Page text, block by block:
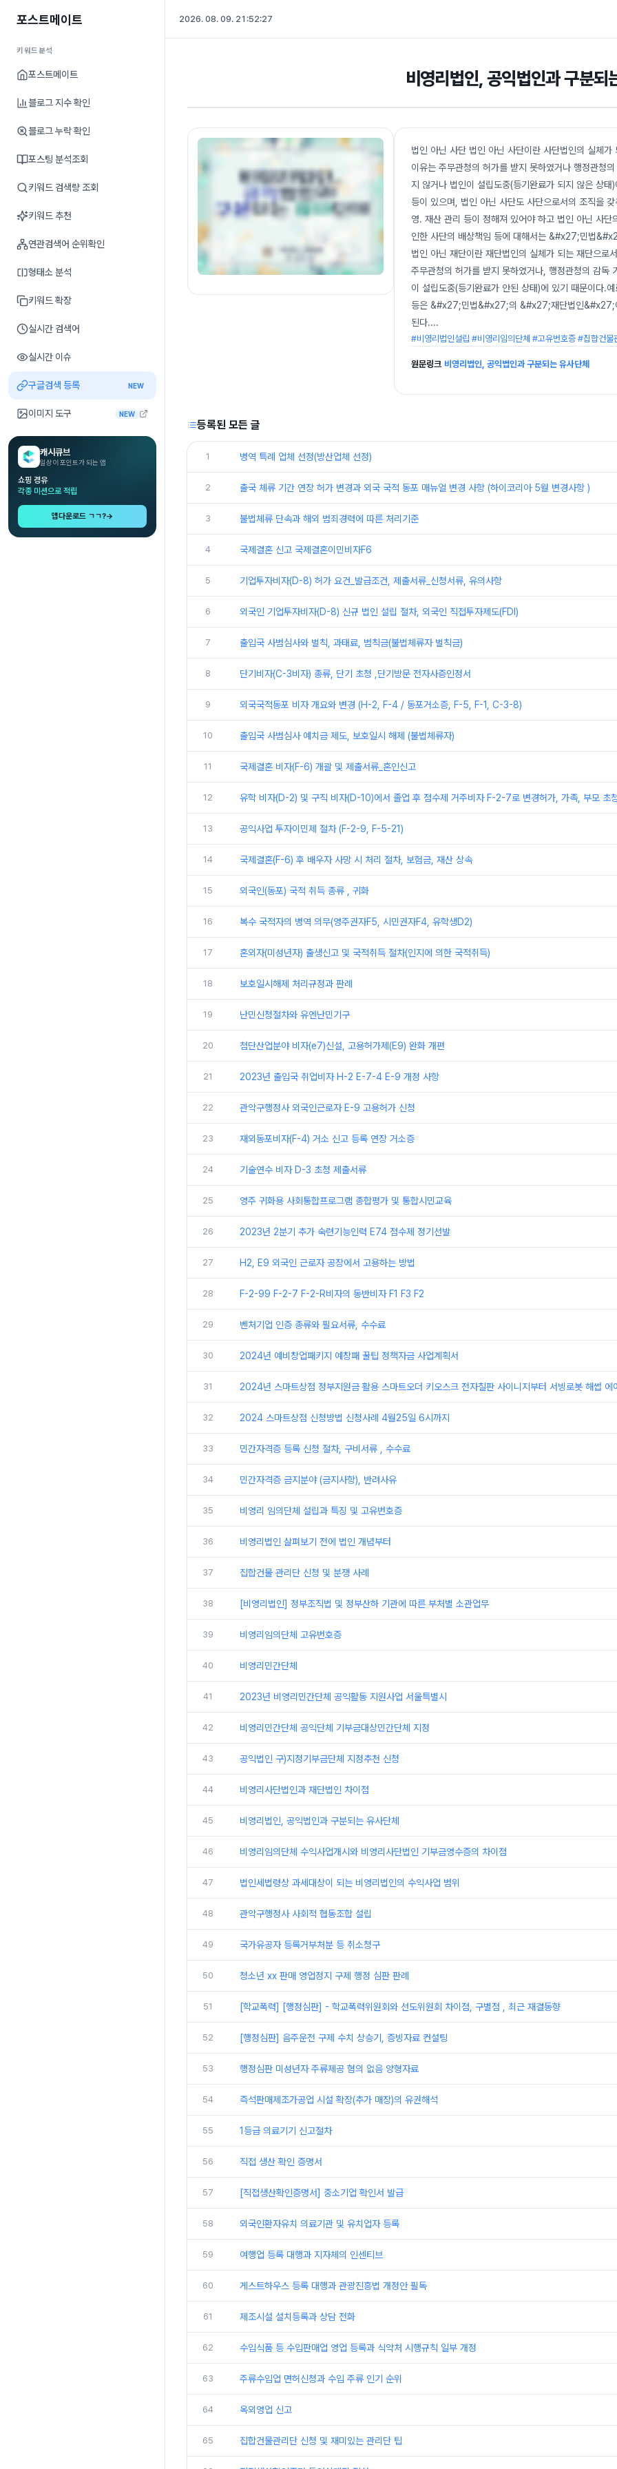
포스트메이트
키워드분석
포스트메이트
블로그 지수 확인
블로그 누락 확인
포스팅 분석조회
키워드 검색량 조회
키워드 추천
연관검색어 순위확인
형태소 분석
키워드 확장
실시간 검색어
실시간 이슈
구글검색 등록 NEW
이미지 도구 NEW
캐시큐브
일상이 포인트가 되는 앱
쇼핑 경유
각종 미션으로 적립
앱다운로드 ㄱㄱ?→
2026. 08. 09. 21:52:28
비영리법인, 공익법인과 구분되
법인 아닌 사단 법인 아닌 사단이란 사단법인의 실체
이유는 주무관청의 허가를 받지 못하였거나 행정관청
지 않거나 법인이 설립도중(등기완료가 되지 않은 상
등이 있으며, 법인 아닌 사단도 사단으로서의 조직을
영. 재산 관리 등이 정해져 있어야 하고 법인 아닌 사
인한 사단의 배상책임 등에 대해서는 &#x27;민법
법인 아닌 재단이란 재단법인의 실체가 되는 재단으로
주무관청의 허가를 받지 못하였거나, 행정관청의 감독
이 설립도중(등기완료가 안된 상태)에 있기 때문이다.
등은 &#x27;민법&#x27;의 &#x27;재단법인&#x27;
된다....
#비영리법인설립 #비영리임의단체 #고유번호증 #집합건물
원문링크 비영리법인, 공익법인과 구분되는 유사단체
등록된 모든 글
1 병역 특례 업체 선정(방산업체 선정)
2 출국 체류 기간 연장 허가 변경과 외국 국적 동포 매뉴얼 변경 사항 (하이코리아 5월 변경사항 )
3 불법체류 단속과 해외 범죄경력에 따른 처리기준
4 국제결혼 신고 국제결혼이민비자F6
5 기업투자비자(D-8) 허가 요건_발급조건, 제출서류_신청서류, 유의사항
6 외국인 기업투자비자(D-8) 신규 법인 설립 절차, 외국인 직접투자제도(FDI)
7 출입국 사범심사와 벌칙, 과태료, 범칙금(불법체류자 벌칙금)
8 단기비자(C-3비자) 종류, 단기 초청 ,단기방문 전자사증인정서
9 외국국적동포 비자 개요와 변경 (H-2, F-4 / 동포거소증, F-5, F-1, C-3-8)
10 출입국 사범심사 예치금 제도, 보호일시 해제 (불법체류자)
11 국제결혼 비자(F-6) 개괄 및 제출서류_혼인신고
12 유학 비자(D-2) 및 구직 비자(D-10)에서 졸업 후 점수제 거주비자 F-2-7로 변경허가, 가족, 부모 초
13 공익사업 투자이민제 절차 (F-2-9, F-5-21)
14 국제결혼(F-6) 후 배우자 사망 시 처리 절차, 보험금, 재산 상속
15 외국인(동포) 국적 취득 종류 , 귀화
16 복수 국적자의 병역 의무(영주권자F5, 시민권자F4, 유학생D2)
17 혼외자(미성년자) 출생신고 및 국적취득 절차(인지에 의한 국적취득)
18 보호일시해제 처리규정과 판례
19 난민신청절차와 유엔난민기구
20 첨단산업분야 비자(e7)신설, 고용허가제(E9) 완화 개편
21 2023년 출입국 취업비자 H-2 E-7-4 E-9 개정 사항
22 관악구행정사 외국인근로자 E-9 고용허가 신청
23 재외동포비자(F-4) 거소 신고 등록 연장 거소증
24 기술연수 비자 D-3 초청 제출서류
25 영주 귀화용 사회통합프로그램 종합평가 및 통합시민교육
26 2023년 2분기 추가 숙련기능인력 E74 점수제 정기선발
27 H2, E9 외국인 근로자 공장에서 고용하는 방법
28 F-2-99 F-2-7 F-2-R비자의 동반비자 F1 F3 F2
29 벤처기업 인증 종류와 필요서류, 수수료
30 2024년 예비창업패키지 예창패 꿀팁 정책자금 사업계획서
31 2024년 스마트상점 정부지원금 활용 스마트오더 키오스크 전자칠판 사이니지부터 서빙로봇 해썹
32 2024 스마트상점 신청방법 신청사례 4월25일 6시까지
33 민간자격증 등록 신청 절차, 구비서류 , 수수료
34 민간자격증 금지분야 (금지사항), 반려사유
35 비영리 임의단체 설립과 특징 및 고유번호증
36 비영리법인 살펴보기 전에 법인 개념부터
37 집합건물 관리단 신청 및 분쟁 사례
38 [비영리법인] 정부조직법 및 정부산하 기관에 따른 부처별 소관업무
39 비영리임의단체 고유번호증
40 비영리민간단체
41 2023년 비영리민간단체 공익활동 지원사업 서울특별시
42 비영리민간단체 공익단체 기부금대상민간단체 지정
43 공익법인 구)지정기부금단체 지정추천 신청
44 비영리사단법인과 재단법인 차이점
45 비영리법인, 공익법인과 구분되는 유사단체
46 비영리임의단체 수익사업개시와 비영리사단법인 기부금영수증의 차이점
47 법인세법령상 과세대상이 되는 비영리법인의 수익사업 범위
48 관악구행정사 사회적 협동조합 설립
49 국가유공자 등록거부처분 등 취소청구
50 청소년 xx 판매 영업정지 구제 행정 심판 판례
51 [학교폭력] [행정심판] - 학교폭력위원회와 선도위원회 차이점, 구별점 , 최근 재결동향
52 [행정심판] 음주운전 구제 수치 상승기, 증빙자료 컨설팅
53 행정심판 미성년자 주류제공 혐의 없음 양형자료
54 즉석판매제조가공업 시설 확장(추가 매장)의 유권해석
55 1등급 의료기기 신고절차
56 직접 생산 확인 증명서
57 [직접생산확인증명서] 중소기업 확인서 발급
58 외국인환자유치 의료기관 및 유치업자 등록
59 여행업 등록 대행과 지자체의 인센티브
60 게스트하우스 등록 대행과 관광진흥법 개정안 필독
61 제조시설 설치등록과 상담 전화
62 수입식품 등 수입판매업 영업 등록과 식약처 시행규칙 일부 개정
63 주류수입업 면허신청과 수입 주류 인기 순위
64 옥외영업 신고
65 집합건물관리단 신청 및 재미있는 관리단 팁